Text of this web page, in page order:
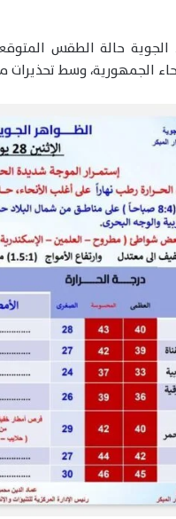
الجمهورية، وسط